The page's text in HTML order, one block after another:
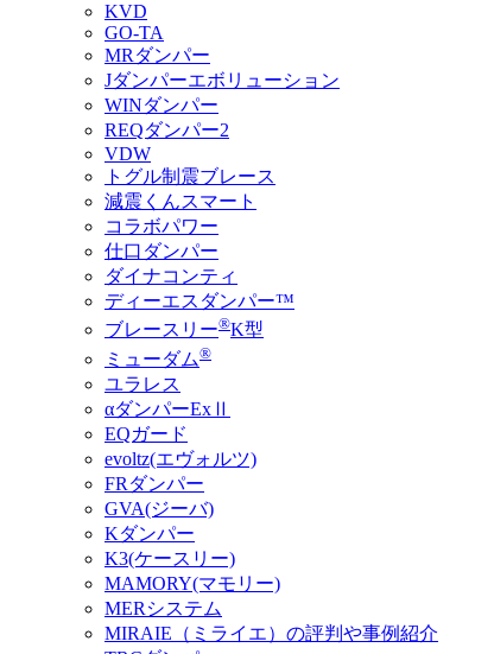
KVD
GO-TA
MRダンパー
Jダンパーエボリューション
WINダンパー
REQダンパー2
VDW
トグル制震ブレース
減震くんスマート
コラボパワー
仕口ダンパー
ダイナコンティ
ディーエスダンパー™
ブレースリー®K型
ミューダム®
ユラレス
αダンパーExⅡ
EQガード
evoltz(エヴォルツ)
FRダンパー
GVA(ジーバ)
Kダンパー
K3(ケースリー)
MAMORY(マモリー)
MERシステム
MIRAIE（ミライエ）の評判や事例紹介